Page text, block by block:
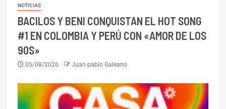
NOTICIAS
BACILOS Y BENI CONQUISTAN EL HOT SONG
#1 EN COLOMBIA Y PERÚ CON «AMOR DE LOS
90S»
05/08/2026 Juan pablo Galeano